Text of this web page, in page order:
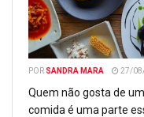
POR SANDRA MARA 27/
Quem não gosta de
comida é uma parte